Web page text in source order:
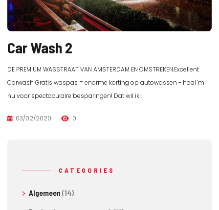
Car Wash 2
DE PREMIUM WASSTRAAT VAN AMSTERDAM EN OMSTREKEN.Excellent
Carwash Gratis waspas = enorme korting op autowassen - haal 'm
nu voor spectaculaire besparingen! Dat wil ik!
03/02/2020 0
CATEGORIES
Algemeen (14)